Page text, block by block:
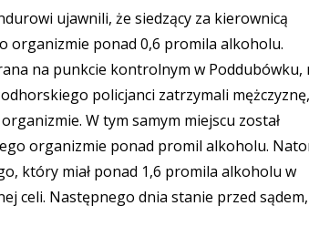
ujawnili, że siedzący za kierownicą
organizmie ponad 0,6 promila alkoholu.
na punkcie kontrolnym w Poddubówku,
policjanci zatrzymali mężczyznę,
W tym samym miejscu został
organizmie ponad promil alkoholu.
który miał ponad 1,6 promila alkoholu w
celi. Następnego dnia stanie przed